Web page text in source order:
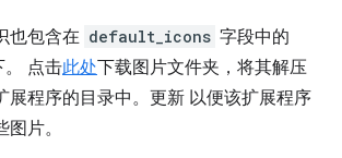
也包含在 default_icons 字段中的
。 点击此处下载图片文件夹，将其解压
展程序的目录中。更新 以便该扩展程序
片。